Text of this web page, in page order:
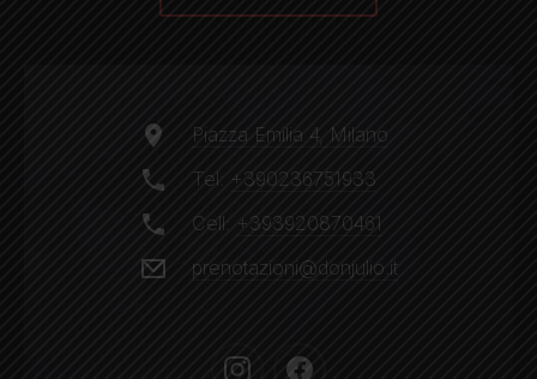
Piazza Emilia 4, Milano
Tel: +390236751933
Cell: +393920870461
prenotazioni@donjulio.it